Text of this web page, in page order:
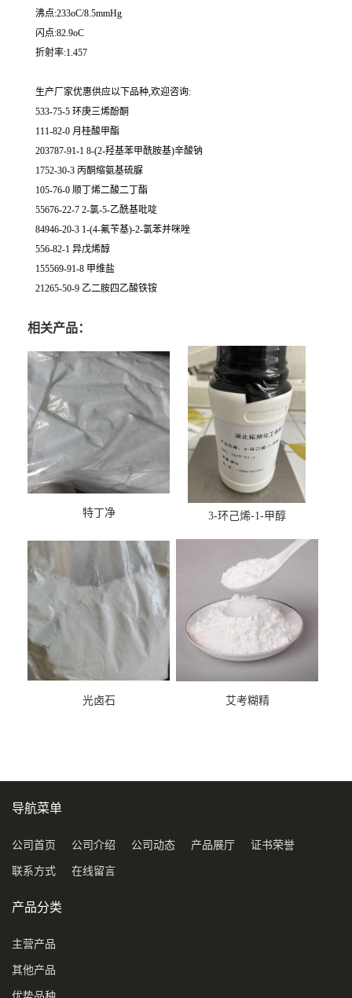
沸点:233oC/8.5mmHg
闪点:82.9oC
折射率:1.457
生产厂家优惠供应以下品种,欢迎咨询:
533-75-5 环庚三烯酚酮
111-82-0 月桂酸甲酯
203787-91-1 8-(2-羟基苯甲酰胺基)辛酸钠
1752-30-3 丙酮缩氨基硫脲
105-76-0 顺丁烯二酸二丁酯
55676-22-7 2-氯-5-乙酰基吡啶
84946-20-3 1-(4-氟苄基)-2-氯苯并咪唑
556-82-1 异戊烯醇
155569-91-8 甲维盐
21265-50-9 乙二胺四乙酸铁铵
相关产品：
特丁净 3-环己烯-1-甲醇
光卤石 艾考糊精
导航菜单
公司首页 公司介绍 公司动态 产品展厅 证书荣誉
联系方式 在线留言
产品分类
主营产品
其他产品